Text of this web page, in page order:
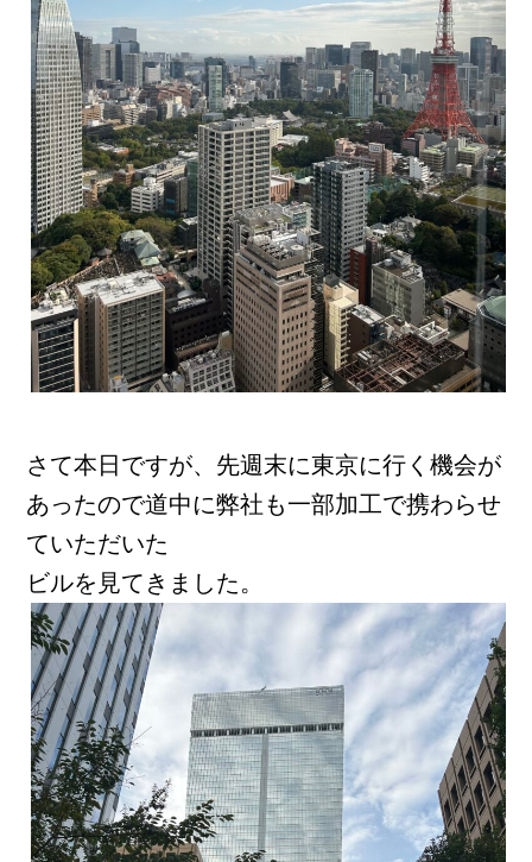
さて本日ですが、先週末に東京に行く機会が
あったので道中に弊社も一部加工で携わらせ
ていただいた
ビルを見てきました。